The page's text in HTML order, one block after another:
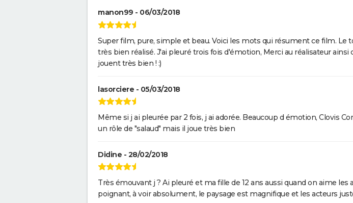
manon99 - 06/03/2018
Super film, pure, simple et beau. Voici les mots qui résument ce film. Le
très bien réalisé. J'ai pleuré trois fois d'émotion, Merci au réalisateur ainsi
jouent très bien ! :)
lasorciere - 05/03/2018
Même si j ai pleurée par 2 fois, j ai adorée. Beaucoup d émotion, Clovis
un rôle de "salaud" mais il joue très bien
Didine - 28/02/2018
Très émouvant j ? Ai pleuré et ma fille de 12 ans aussi quand on aime les
poignant, à voir absolument, le paysage est magnifique et les acteurs